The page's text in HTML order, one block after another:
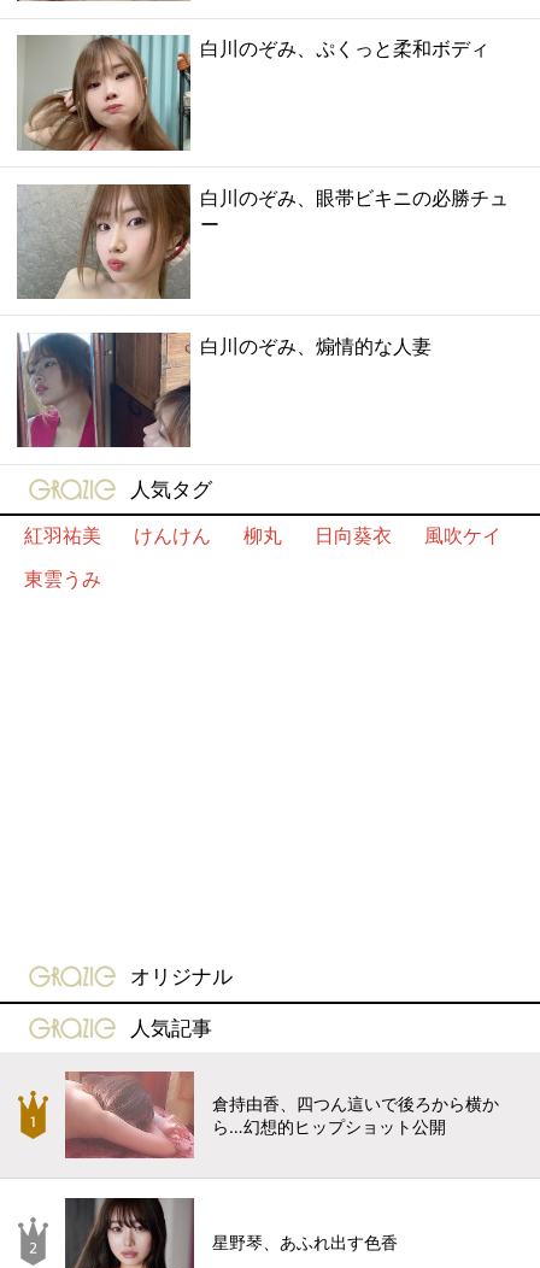
白川のぞみ、ぷくっと柔和ボディ
白川のぞみ、眼帯ビキニの必勝チュ
ー
白川のぞみ、煽情的な人妻
gravure-grazie
人気タグ
紅羽祐美
けんけん 柳丸 日向葵衣
風吹ケイ
東雲うみ
gravure-grazie
オリジナル
gravure-grazie
人気記事
倉持由香、四つん這いで後ろから横か
ら…幻想的ヒップショット公開
星野琴、あふれ出す色香